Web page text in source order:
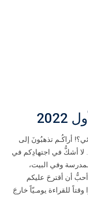
أراكُـم تذهبُونَ إلى
لا أشكُّ في اجتهادِكم في
وفي البيت،
أحبُّ أن أقترحَ عليكم
للقراءة يومـيّاً خارجَ